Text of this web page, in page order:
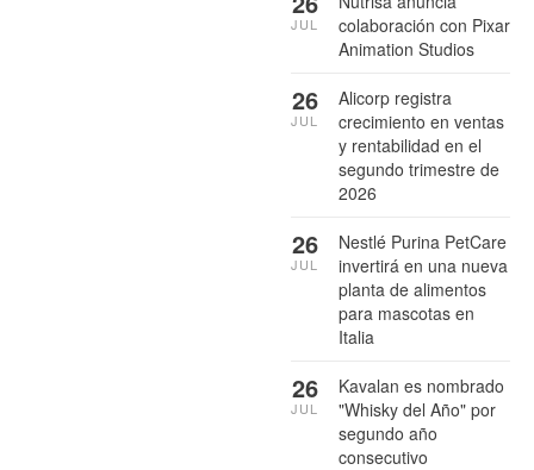
colaboración con Pixar
Animation Studios
JUL
Alicorp registra
crecimiento en ventas
y rentabilidad en el
segundo trimestre de
2026
26
JUL
Nestlé Purina PetCare
invertirá en una nueva
planta de alimentos
para mascotas en
Italia
26
JUL
Kavalan es nombrado
"Whisky del Año" por
segundo año
consecutivo
26
JUL